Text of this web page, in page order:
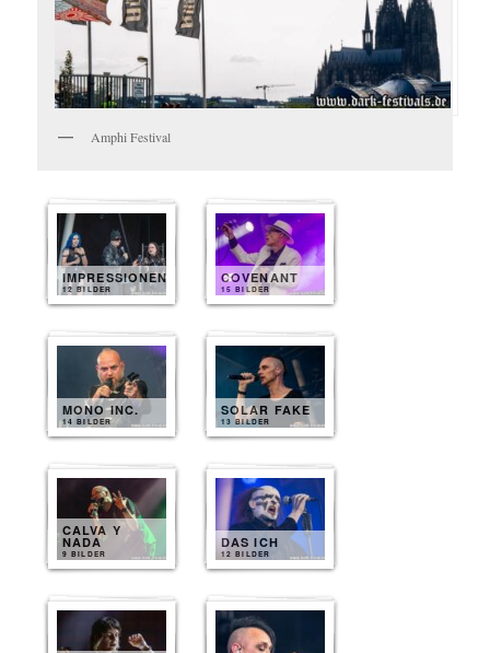
Amphi Festival
IMPRESSIONEN
12 BILDER
COVENANT
15 BILDER
MONO INC.
14 BILDER
SOLAR FAKE
13 BILDER
CALVA Y
NADA
9 BILDER
DAS ICH
12 BILDER